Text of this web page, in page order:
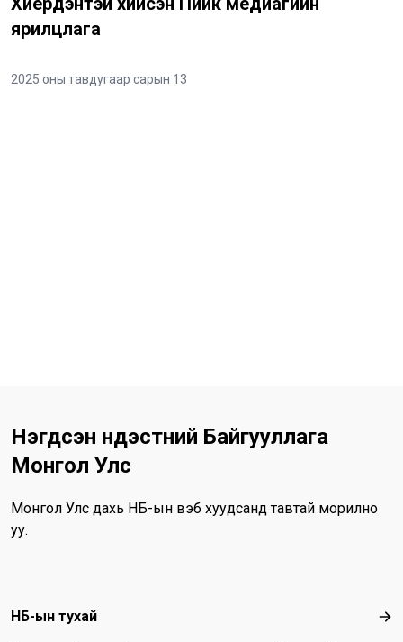
ярилцлага
2025 оны тавдугаар сарын 13
Нэгдсэн Үндэстний Байгууллага
Монгол Улс
Монгол Улс дахь НҮБ-ын вэб хуудсанд тавтай морилно
уу.
Footer menu
НҮБ-ын тухай